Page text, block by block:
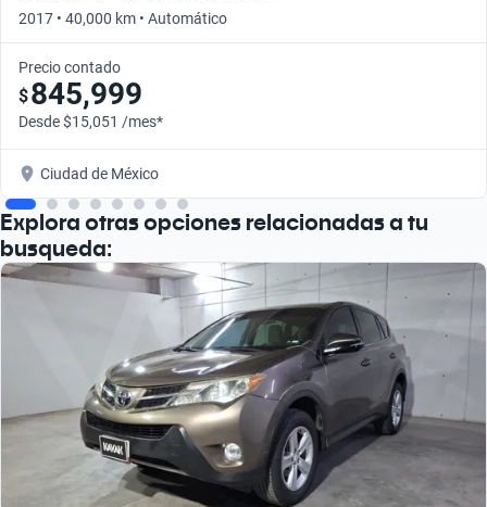
2017 • 40,000 km • Automático
Precio contado
$845,999
Desde $15,051 /mes*
Ciudad de México
Explora otras opciones relacionadas a tu
busqueda: